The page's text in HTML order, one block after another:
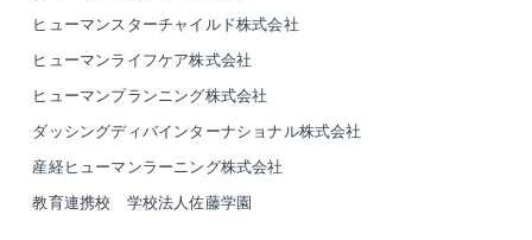
ヒューマンスターチャイルド株式会社
ヒューマンライフケア株式会社
ヒューマンプランニング株式会社
ダッシングディバインターナショナル株式会社
産経ヒューマンラーニング株式会社
教育連携校 学校法人佐藤学園